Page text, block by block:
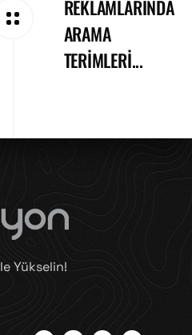
REKLAMLARINDA
ARAMA
TERIMLERI...
Yükselin!